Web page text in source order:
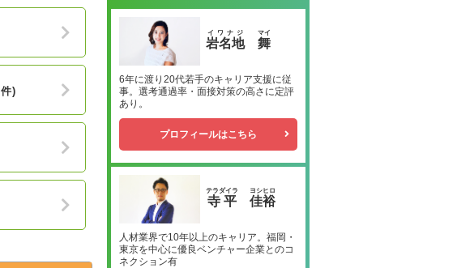
件)
岩名地
イワナジ
舞
マイ
6年に渡り20代若手のキャリア支援に従
事。選考通過率・面接対策の高さに定評
あり。
プロフィールはこちら
寺平
テラダイラ
佳裕
ヨシヒロ
人材業界で10年以上のキャリア。福岡・
東京を中心に優良ベンチャー企業とのコ
ネクション有